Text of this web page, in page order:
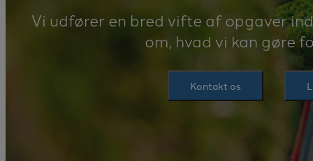
Vi udfører en bred vifte af opgaver
om, hvad vi kan gøre
Kontakt os